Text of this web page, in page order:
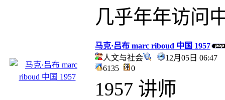
几乎年年访问
马克·吕布 marc riboud 中国 1957
人文与社会
12月05日 06:47
6135
0
1957 讲师